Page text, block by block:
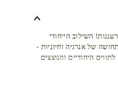
השילוב הייחודי
של אנרגיה וחיוניות -
היחודיים והנוצצים